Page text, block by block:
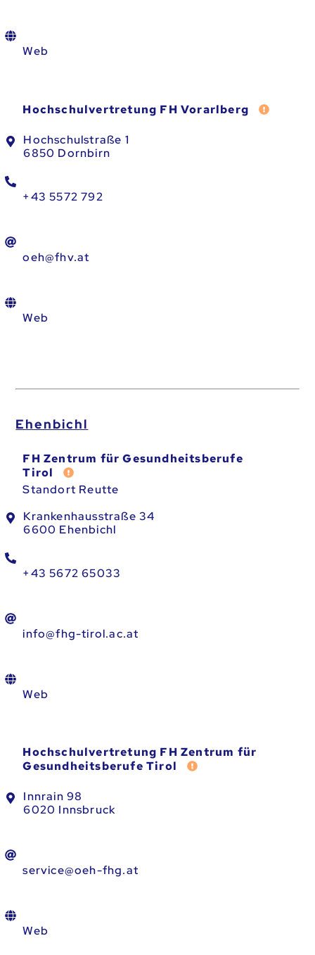
Web
Hochschulvertretung FH Vorarlberg Fehler
Hochschulstraße 1
6850 Dornbirn
+43 5572 792
oeh@fhv.at
Web
Ehenbichl
FH Zentrum für Gesundheitsberufe
Tirol
Fehler melden
Standort Reutte
Krankenhausstraße 34
6600 Ehenbichl
+43 5672 65033
info@fhg-tirol.ac.at
Web
Hochschulvertretung FH Zentrum für
Gesundheitsberufe Tirol
Fehler melden
Innrain 98
6020 Innsbruck
service@oeh-fhg.at
Web